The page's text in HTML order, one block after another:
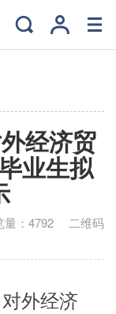
经济贸
业生拟
： 4792 二维码
对外经济